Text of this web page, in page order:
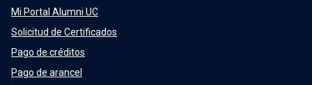
Mi Portal Alumni UC
Solicitud de Certificados
Pago de créditos
Pago de arancel